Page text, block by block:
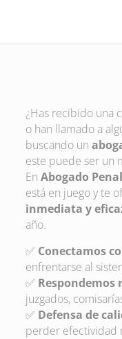
¿Has recibido una
o han llamado a
buscando un
este puede ser un
En Abogado
está en juego y te
inmediata y
año.
✅ Conectamos
enfrentarse al
✅ Respondemos
juzgados,
✅ Defensa de
perder efectividad